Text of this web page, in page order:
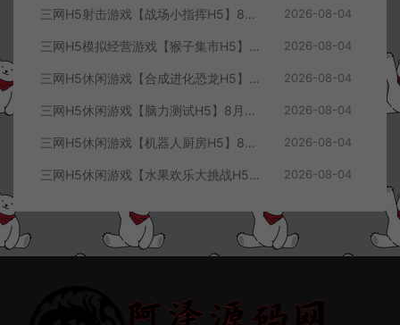
三网H5射击游戏【战场小指挥H5】8月最新整理Linux手工服务端+Win一键服务端+解压即玩+简易安卓客户端+详细搭建教程 2026-08-04
三网H5模拟经营游戏【猴子集市H5】8月最新整理Linux手工服务端+Win一键服务端+解压即玩+简易安卓客户端+详细搭建教程 2026-08-04
三网H5休闲游戏【合成进化恐龙H5】8月最新整理Linux手工服务端+Win一键服务端+解压即玩+简易安卓客户端+详细搭建教程 2026-08-04
三网H5休闲游戏【脑力测试H5】8月最新整理Linux手工服务端+Win一键服务端+解压即玩+简易安卓客户端+详细搭建教程 2026-08-04
三网H5休闲游戏【机器人厨房H5】8月最新整理Linux手工服务端+Win一键服务端+解压即玩+简易安卓客户端+详细搭建教程 2026-08-04
三网H5休闲游戏【水果欢乐大挑战H5】8月最新整理Linux手工服务端+Win一键服务端+解压即玩+简易安卓客户端+详细搭建教程 2026-08-04